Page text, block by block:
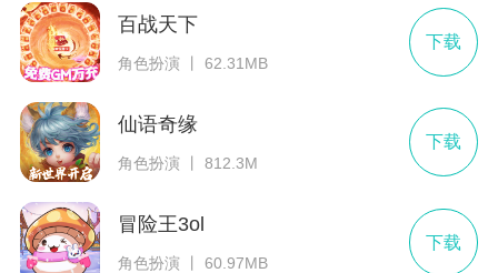
百战天下
角色扮演 丨 62.31MB
下载
仙语奇缘
角色扮演 丨 812.3M
下载
冒险王3ol
角色扮演 丨 60.97MB
下载